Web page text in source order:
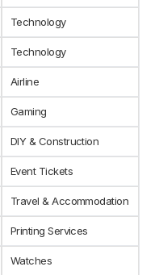
Technology
Technology
Airline
Gaming
DIY & Construction
Event Tickets
Travel & Accommodation
Printing Services
Watches